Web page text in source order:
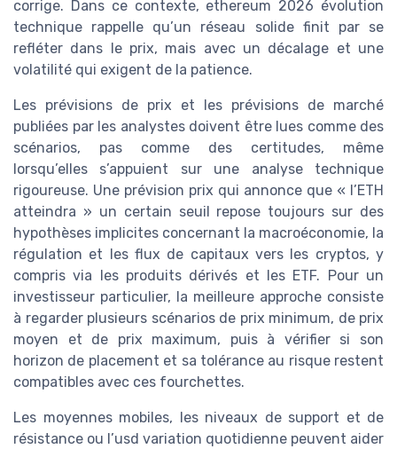
corrige. Dans ce contexte, ethereum 2026 évolution
technique rappelle qu’un réseau solide finit par se
refléter dans le prix, mais avec un décalage et une
volatilité qui exigent de la patience.
Les prévisions de prix et les prévisions de marché
publiées par les analystes doivent être lues comme des
scénarios, pas comme des certitudes, même
lorsqu’elles s’appuient sur une analyse technique
rigoureuse. Une prévision prix qui annonce que « l’ETH
atteindra » un certain seuil repose toujours sur des
hypothèses implicites concernant la macroéconomie, la
régulation et les flux de capitaux vers les cryptos, y
compris via les produits dérivés et les ETF. Pour un
investisseur particulier, la meilleure approche consiste
à regarder plusieurs scénarios de prix minimum, de prix
moyen et de prix maximum, puis à vérifier si son
horizon de placement et sa tolérance au risque restent
compatibles avec ces fourchettes.
Les moyennes mobiles, les niveaux de support et de
résistance ou l’usd variation quotidienne peuvent aider